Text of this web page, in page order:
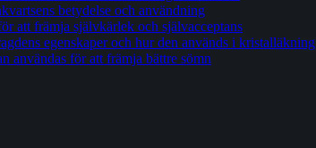
betydelse och användning
att främja självkärlek och självacceptans
egenskaper och hur den används i kristalläkning
användas för att främja bättre sömn